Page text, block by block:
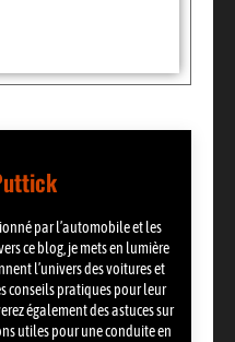
par l’automobile et les
ce blog, je mets en lumière
l’univers des voitures et
conseils pratiques pour leur
également des astuces sur
utiles pour une conduite en